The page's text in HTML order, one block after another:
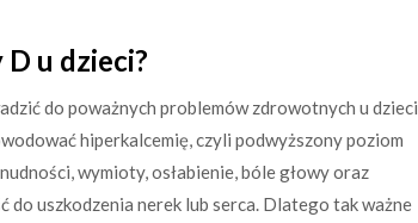
u dzieci?
do poważnych problemów zdrowotnych u dzieci.
hiperkalcemię, czyli podwyższony poziom
wymioty, osłabienie, bóle głowy oraz
do uszkodzenia nerek lub serca. Dlatego tak ważne